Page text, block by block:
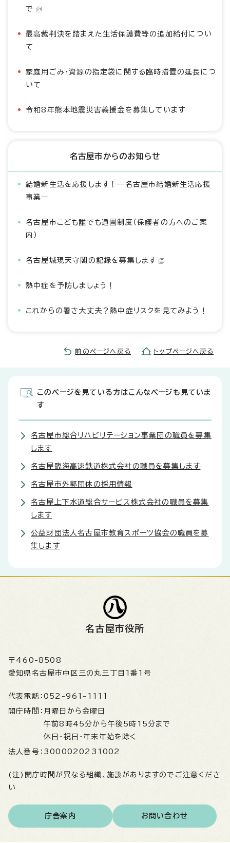
で
最高裁判決を踏まえた生活保護費等の追加給付につい
て
家庭用ごみ・資源の指定袋に関する臨時措置の延長につ
いて
令和8年熊本地震災害義援金を募集しています
名古屋市からのお知らせ
結婚新生活を応援します！―名古屋市結婚新生活応援
事業―
名古屋市こども誰でも通園制度（保護者の方へのご案
内）
名古屋城現天守閣の記録を募集します
熱中症を予防しましょう！
これからの暑さ大丈夫？熱中症リスクを見てみよう！
前のページへ戻る トップページへ戻る
このページを見ている方はこんなページも見ていま
す
名古屋市総合リハビリテーション事業団の職員を募集
します
名古屋臨海高速鉄道株式会社の職員を募集します
名古屋市外郭団体の採用情報
名古屋上下水道総合サービス株式会社の職員を募集
します
公益財団法人名古屋市教育スポーツ協会の職員を募
集します
名古屋市役所
〒460-8508
愛知県名古屋市中区三の丸三丁目1番1号
代表電話： 052-961-1111
開庁時間： 月曜日から金曜日
午前8時45分から午後5時15分まで
休日・祝日・年末年始を除く
法人番号： 3000020231002
(注)開庁時間が異なる組織、施設がありますのでご注意くださ
い
庁舎案内 お問い合わせ